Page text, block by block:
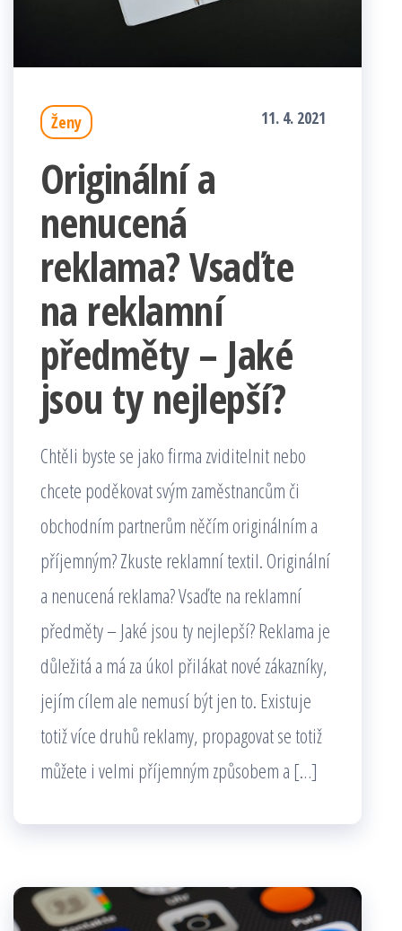
Ženy 11. 4. 2021
Originální a
nenucená
reklama? Vsaďte
na reklamní
předměty – Jaké
jsou ty nejlepší?
Chtěli byste se jako firma zviditelnit nebo
chcete poděkovat svým zaměstnancům či
obchodním partnerům něčím originálním a
příjemným? Zkuste reklamní textil. Originální
a nenucená reklama? Vsaďte na reklamní
předměty – Jaké jsou ty nejlepší? Reklama je
důležitá a má za úkol přilákat nové zákazníky,
jejím cílem ale nemusí být jen to. Existuje
totiž více druhů reklamy, propagovat se totiž
můžete i velmi příjemným způsobem a […]